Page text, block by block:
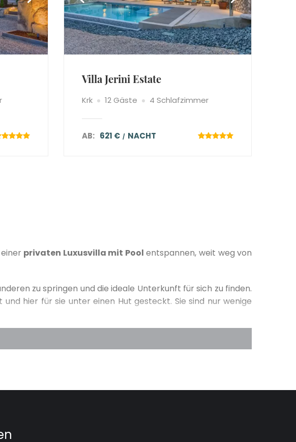
Villa Jerini Estate
Krk 12 Gäste 4 Schlafzimmer
AB: 621 € NACHT
privaten Luxusvilla mit Pool entspannen, weit weg von
zu springen und die ideale Unterkunft für sich zu finden.
hier für sie unter einen Hut gesteckt. Sie sind nur wenige
auch hier gibt es Ausnahmen - die Villen, die Sie auch für
und sich einfach mal eine Pause gönnen.Und das nicht
Urlaubstage verlieren oder alle Verantwortlichkeiten auf Eis
Sonnenstrahlen auf der ruhigen Terrasse
Whirlpool